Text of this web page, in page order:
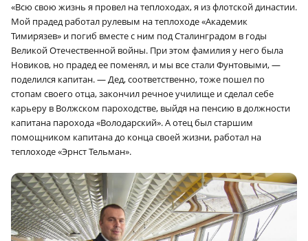
«Всю свою жизнь я провел на теплоходах, я из флотской династии.
Мой прадед работал рулевым на теплоходе «Академик
Тимирязев» и погиб вместе с ним под Сталинградом в годы
Великой Отечественной войны. При этом фамилия у него была
Новиков, но прадед ее поменял, и мы все стали Фунтовыми, —
поделился капитан. — Дед, соответственно, тоже пошел по
стопам своего отца, закончил речное училище и сделал себе
карьеру в Волжском пароходстве, выйдя на пенсию в должности
капитана парохода «Володарский». А отец был старшим
помощником капитана до конца своей жизни, работал на
теплоходе «Эрнст Тельман».